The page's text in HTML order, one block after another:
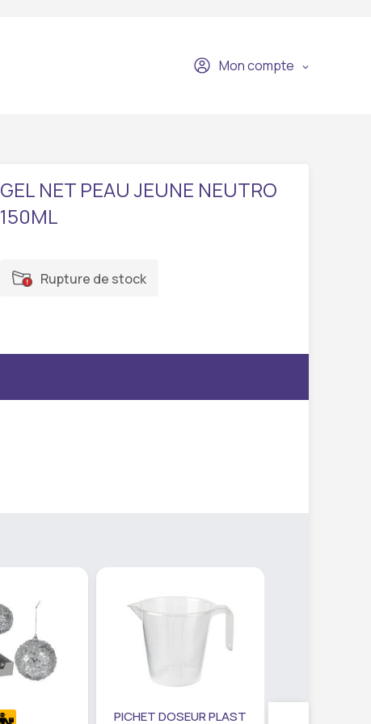
Mon compte
GEL NET PEAU JEUNE NEUTRO
150ML
Rupture de stock
PICHET DOSEUR PLAST